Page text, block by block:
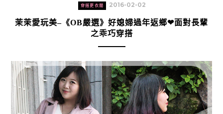
穿搭更衣間 2016-02-02
茉茉愛玩美–《OB嚴選》好媳婦過年返鄉❤面對長輩
之乖巧穿搭